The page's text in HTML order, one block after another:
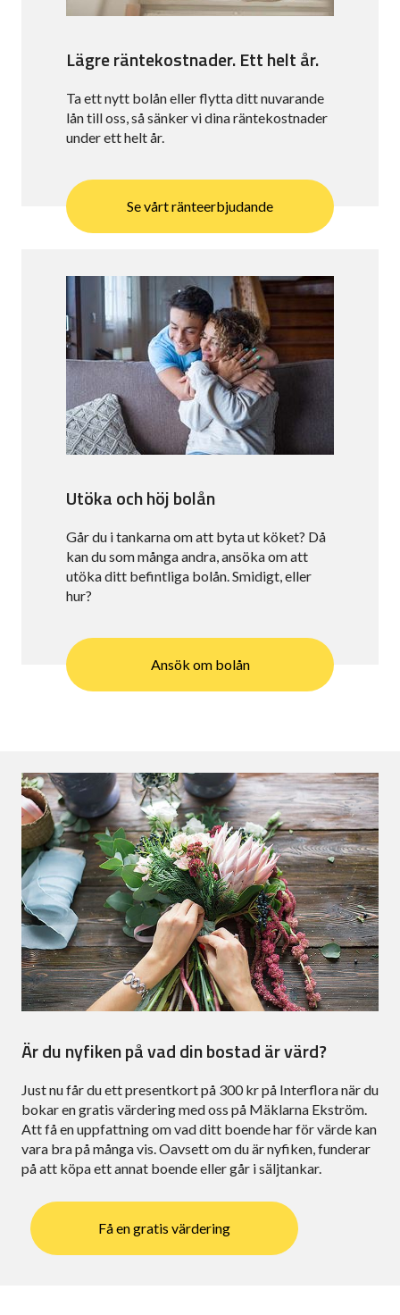
Lägre räntekostnader. Ett helt år.
Ta ett nytt bolån eller flytta ditt nuvarande
lån till oss, så sänker vi dina räntekostnader
under ett helt år.
Se vårt ränteerbjudande
Utöka och höj bolån
Går du i tankarna om att byta ut köket? Då
kan du som många andra, ansöka om att
utöka ditt befintliga bolån. Smidigt, eller
hur?
Ansök om bolån
Är du nyfiken på vad din bostad är värd?
Just nu får du ett presentkort på 300 kr på Interflora när du
bokar en gratis värdering med oss på Mäklarna Ekström.
Att få en uppfattning om vad ditt boende har för värde kan
vara bra på många vis. Oavsett om du är nyfiken, funderar
på att köpa ett annat boende eller går i säljtankar.
Få en gratis värdering